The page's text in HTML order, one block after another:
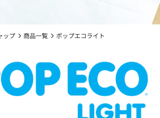
ップ 商品一覧 ポップエコライト